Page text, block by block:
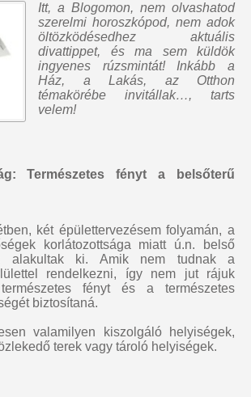
Itt, a Blogomon, nem olvashatod
szerelmi horoszkópod, nem adok
öltözködésedhez aktuális
divattippet, és ma sem küldök
ingyenes rúzsmintát! Inkább a
Ház, a Lakás, az Otthon
témakörébe invitállak…, tarts
velem!
Természetes fényt a belsőterű
két épülettervezésem folyamán, a
korlátozottsága miatt ú.n. belső
alakultak ki. Amik nem tudnak a
rendelkezni, így nem jut rájuk
fényt és a természetes
biztosítaná.
valamilyen kiszolgáló helyiségek,
terek vagy tároló helyiségek.